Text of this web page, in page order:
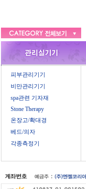
피부관리기기
비만관리기기
spa관련 기자재
Stone Therapy
온장고/확대경
베드/의자
각종측정기